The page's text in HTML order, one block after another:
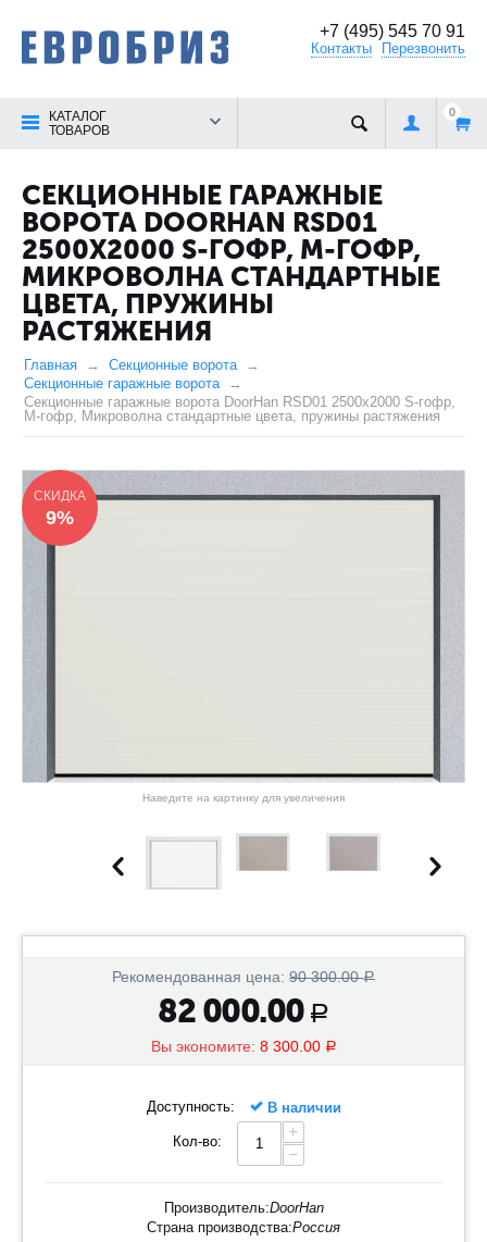
+7 (495) 545 70 91
Контакты Перезвонить
КАТАЛОГ
ТОВАРОВ
0
СЕКЦИОННЫЕ ГАРАЖНЫЕ
ВОРОТА DOORHAN RSD01
2500X2000 S-ГОФР, M-ГОФР,
МИКРОВОЛНА СТАНДАРТНЫЕ
ЦВЕТА, ПРУЖИНЫ
РАСТЯЖЕНИЯ
Главная
Секционные ворота
Секционные гаражные ворота
Секционные гаражные ворота DoorHan RSD01 2500x2000 S-гофр,
M-гофр, Микроволна стандартные цвета, пружины растяжения
СКИДКА
9%
Наведите на картинку для увеличения
Рекомендованная цена: 90 300.00 Р
82 000.00 Р
Вы экономите: 8 300.00 Р
Доступность: В наличии
Кол-во:
+
−
Производитель:DoorHan
Страна производства:Россия